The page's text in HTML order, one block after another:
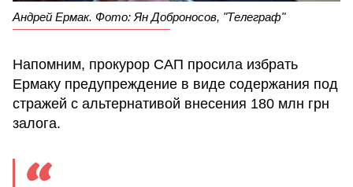
Андрей Ермак. Фото: Ян Доброносов, "Телеграф"
Напомним, прокурор САП просила избрать
Ермаку предупреждение в виде содержания под
стражей с альтернативой внесения 180 млн грн
залога.